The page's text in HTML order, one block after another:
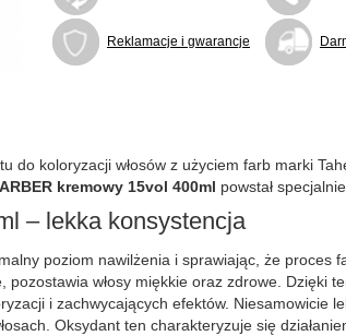
Reklamacje i gwarancje
do koloryzacji włosów z użyciem farb marki
kremowy 15vol 400ml powstał
– lekka konsystencja
poziom nawilżenia i sprawiając, że proces
włosy miękkie oraz zdrowe. Dzięki
i zachwycających efektów. Niesamowicie
Oksydant ten charakteryzuje się